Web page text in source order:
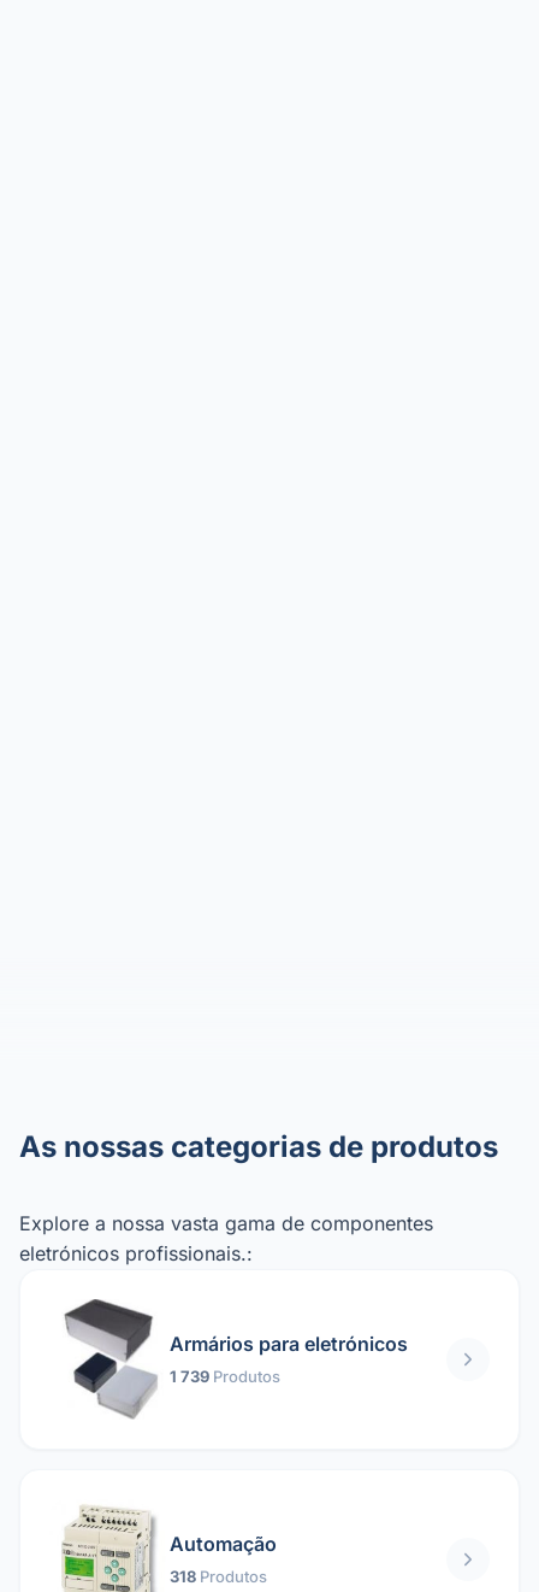
As nossas categorias de produtos
Explore a nossa vasta gama de componentes
eletrónicos profissionais.:
Armários para eletrónicos
1 739 Produtos
Automação
318 Produtos